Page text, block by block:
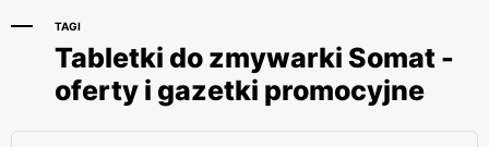
TAGI
Tabletki do zmywarki Somat -
oferty i gazetki promocyjne